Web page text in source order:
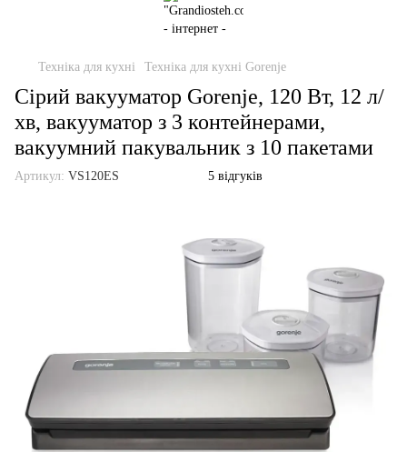
Техніка для кухні Техніка для кухні Gorenje
Сірий вакууматор Gorenje, 120 Вт, 12 л/
хв, вакууматор з 3 контейнерами,
вакуумний пакувальник з 10 пакетами
Артикул: VS120ES 5 відгуків